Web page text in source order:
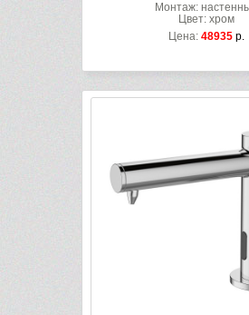
Монтаж:
Цвет: хром
Цена: 48935 р.